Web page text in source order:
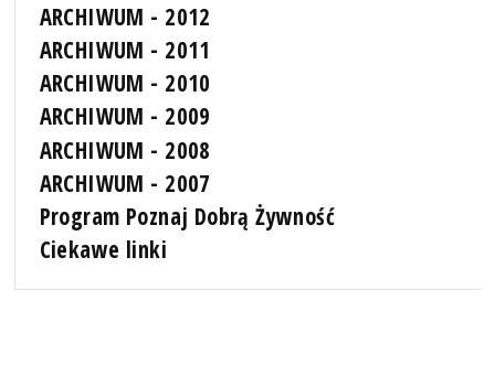
ARCHIWUM - 2012
ARCHIWUM - 2011
ARCHIWUM - 2010
ARCHIWUM - 2009
ARCHIWUM - 2008
ARCHIWUM - 2007
Program Poznaj Dobrą Żywność
Ciekawe linki